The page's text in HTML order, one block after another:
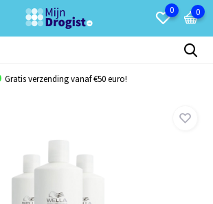
0 0
Gratis verzending vanaf €50 euro!